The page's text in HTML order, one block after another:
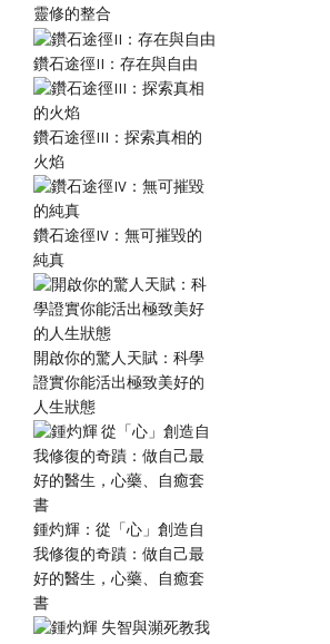
Charles 查老師
多次元創想遊樂場: 013 你
就是 That is. 那就是
多次元創新遊樂場 第013期 主持:小飛飛 +
創造力 . 十一個內在宇宙 .八個實相的根本
麼？目的在哪裡？我們應該怎麼做？ 十一
或基本假設 01:30 八個實相的根本假設或
容可用價值實現(完成)來貫穿 「創造」跟「
照你的興趣、本份在創作的時候 你會消
Attention 全神貫注的狀態 45:56 查叔繼續:
就發生什麼結果 衷於自己的感覺 55:04 創
什麼樣的天賦責任，你按照你的本心本性，
靈修的整合
鑽石途徑II：存在與自由
鑽石途徑III：探索真相的
火焰
鑽石途徑IV：無可摧毀的
純真
開啟你的驚人天賦：科學
證實你能活出極致美好的
人生狀態
鍾灼輝：從「心」創造自
我修復的奇蹟：做自己最
好的醫生，心藥、自癒套
書